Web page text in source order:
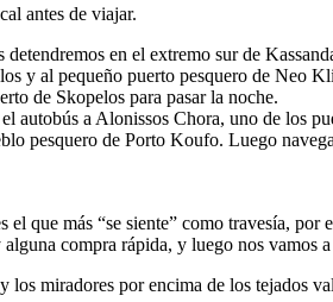
antes de viajar.
en el extremo sur de
y al pequeño puerto pesquero de Neo
de Skopelos para pasar la noche.
autobús a Alonissos Chora, uno de los
pesquero de Porto Koufo. Luego
que más “se siente” como travesía,
compra rápida, y luego nos vamos
miradores por encima de los tejados